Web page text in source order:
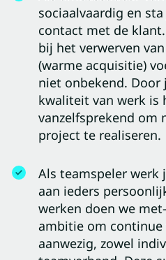
sociaalvaardig en
contact met de
bij het verwerven
(warme acquisitie)
niet onbekend. Door
kwaliteit van werk is
vanzelfsprekend om
project te realiseren.
Als teamspeler werk
aan ieders
werken doen we
ambitie om continue
aanwezig, zowel